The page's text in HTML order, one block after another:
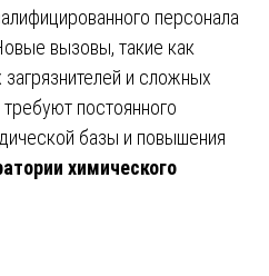
персонала
вызовы, такие как
и сложных
постоянного
базы и повышения
химического